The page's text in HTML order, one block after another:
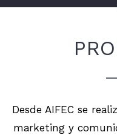
Desde AIFEC se
marketing y